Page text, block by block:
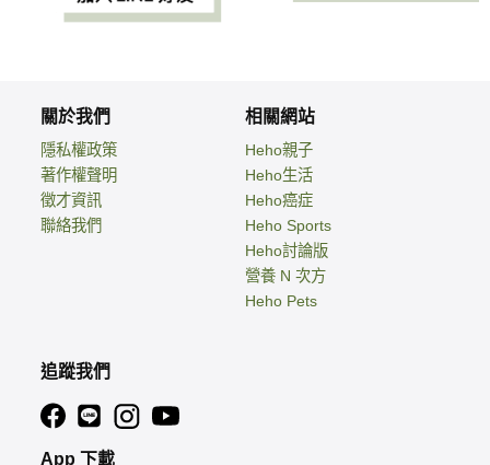
關於我們
隱私權政策
著作權聲明
徵才資訊
聯絡我們
相關網站
Heho親子
Heho生活
Heho癌症
Heho Sports
Heho討論版
營養 N 次方
Heho Pets
追蹤我們
App 下載